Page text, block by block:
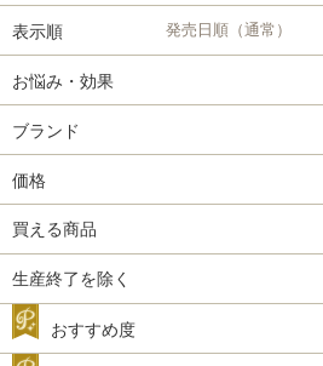
表示順 発売日順（通常）
お悩み・効果
ブランド
価格
買える商品
生産終了を除く
おすすめ度